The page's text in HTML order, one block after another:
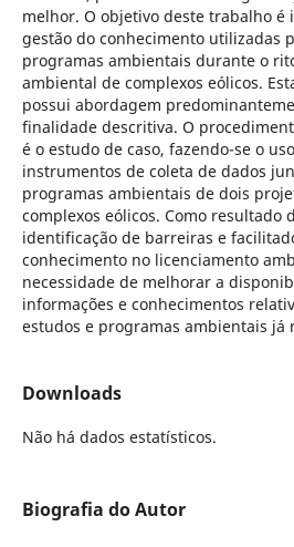
melhor. O objetivo deste trabalho
gestão do conhecimento utilizadas
programas ambientais durante o
ambiental de complexos eólicos.
possui abordagem
finalidade descritiva. O
é o estudo de caso, fazendo-se o
instrumentos de coleta de dados
programas ambientais de dois
complexos eólicos. Como resultado
identificação de barreiras e
conhecimento no licenciamento
necessidade de melhorar a
informações e conhecimentos
estudos e programas ambientais já
Downloads
Não há dados estatísticos.
Biografia do Autor